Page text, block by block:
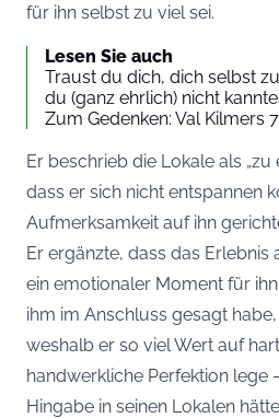
für ihn selbst zu viel sei.
Lesen Sie auch
Traust du dich, dich selbst
du (ganz ehrlich) nicht
Zum Gedenken: Val Kilmers
Er beschrieb die Lokale als „zu
dass er sich nicht entspannen
Aufmerksamkeit auf ihn
Er ergänzte, dass das Erlebnis
ein emotionaler Moment für
ihm im Anschluss gesagt
weshalb er so viel Wert auf
handwerkliche Perfektion lege
Hingabe in seinen Lokalen